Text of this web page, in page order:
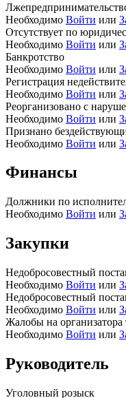
Необходимо Войти или
Отсутствует по
Необходимо Войти или
Банкротство
Необходимо Войти или
Регистрация
Необходимо Войти или
Реорганизовано с
Необходимо Войти или
Признано
Необходимо Войти или
Финансы
Должники по
Необходимо Войти или
Закупки
Недобросовестный
Необходимо Войти или
Недобросовестный
Необходимо Войти или
Жалобы на организатора
Необходимо Войти или
Руководитель
Уголовный розыск